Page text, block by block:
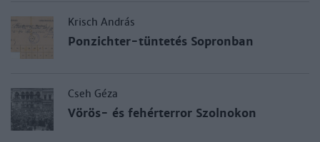
Krisch András
Ponzichter-tüntetés Sopronban
Cseh Géza
Vörös- és fehérterror Szolnokon